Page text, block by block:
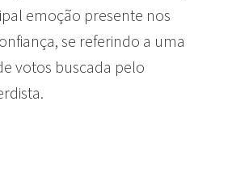
emoção presente nos
se referindo a uma
votos buscada pelo